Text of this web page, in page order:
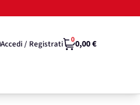
Accedi / Registrati 00,00 €